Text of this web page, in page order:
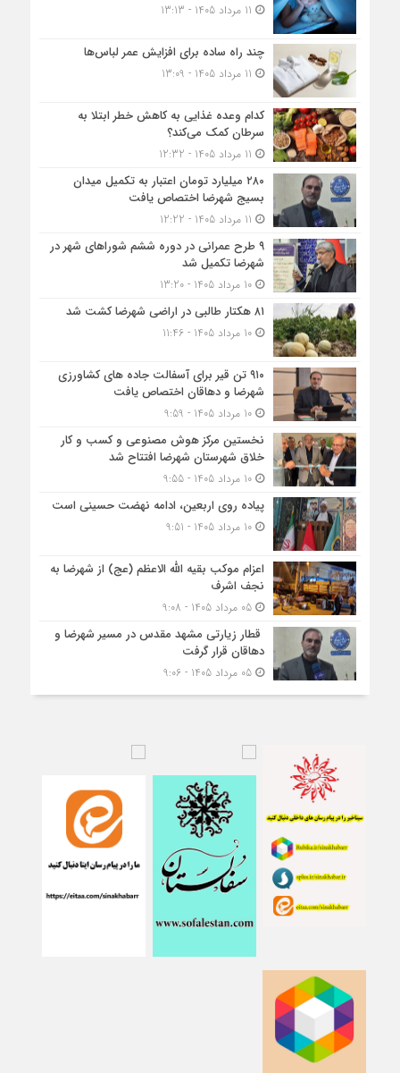
چند راه ساده برای افزایش عمر لباس‌ها
کدام وعده غذایی به کاهش خطر ابتلا به
سرطان کمک می‌کند؟
۲۸۰ میلیارد تومان اعتبار به تکمیل میدان
بسیج شهرضا اختصاص یافت
۹ طرح عمرانی در دوره ششم شوراهای شهر در
شهرضا تکمیل شد
10 مرداد 1405 - 13:20
۸۱ هکتار طالبی در اراضی شهرضا کشت شد
10 مرداد 1405 - 11:46
۹۱۰ تن قیر برای آسفالت جاده های کشاورزی
شهرضا و دهاقان اختصاص یافت
10 مرداد 1405 - 9:59
نخستین مرکز هوش مصنوعی و کسب‌ و کار
خلاق شهرستان شهرضا افتتاح شد
10 مرداد 1405 - 9:55
پیاده روی اربعین، ادامه نهضت حسینی است
10 مرداد 1405 - 9:51
اعزام موکب بقیه الله الاعظم (عج) از شهرضا به
نجف اشرف
05 مرداد 1405 - 9:08
قطار زیارتی مشهد مقدس در مسیر شهرضا و
دهاقان قرار گرفت
05 مرداد 1405 - 9:06